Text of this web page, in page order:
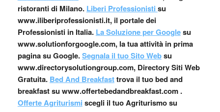
ristoranti di Milano. Liberi Professionisti su
www.iliberiprofessionisti.it, il portale dei
Professionisti in Italia. La Soluzione per Googlesu
www.solutionforgoogle.com, la tua attività in prima
pagina su Google.Segnala il tuo Sito Websu
www.directorysolutiongroup.com, Directory Siti Web
Gratuita. Bed And Breakfasttrova il tuo bed and
breakfast su www.offertebedandbreakfast.com .
Offerte Agriturismi scegli il tuo Agriturismo su